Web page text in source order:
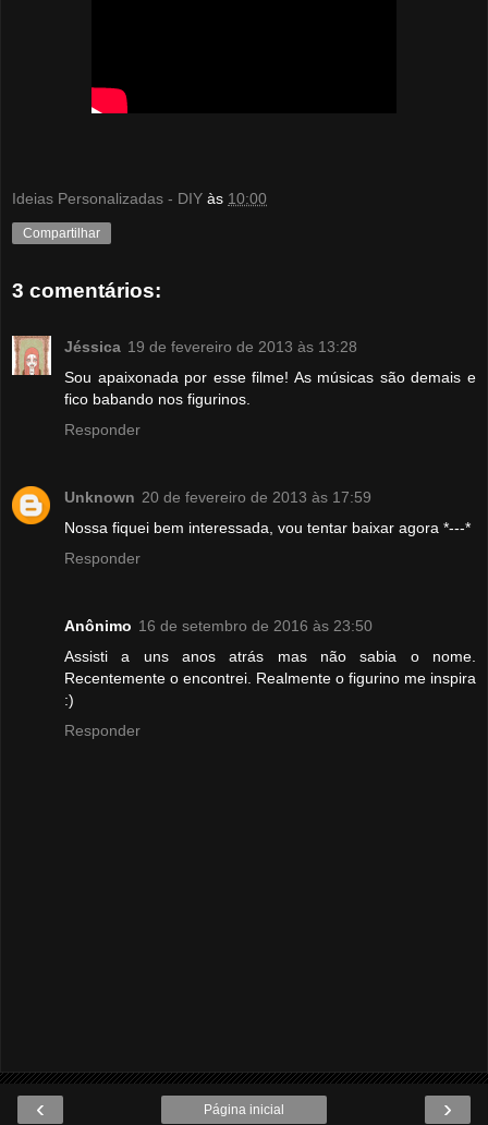
Ideias Personalizadas - DIY às 10:00
Compartilhar
3 comentários:
Jéssica 19 de fevereiro de 2013 às 13:28
Sou apaixonada por esse filme! As músicas são demais e
fico babando nos figurinos.
Responder
Unknown 20 de fevereiro de 2013 às 17:59
Nossa fiquei bem interessada, vou tentar baixar agora *---*
Responder
Anônimo 16 de setembro de 2016 às 23:50
Assisti a uns anos atrás mas não sabia o nome.
Recentemente o encontrei. Realmente o figurino me inspira
:)
Responder
‹ ›
Página inicial